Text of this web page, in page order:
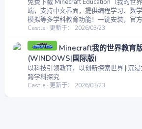
免费下载 Minecraft Education（我的世
端，支持中文界面，提供编程学习、数
模拟等多学科教育功能！一键安装，官
Castle 更新于： 2026/03/23
Minecraft我的世界教育
(WINDOWS|国际版)
以科技引领教育，以创新探索世界 | 沉浸
跨学科探究
Castle 更新于： 2026/03/23